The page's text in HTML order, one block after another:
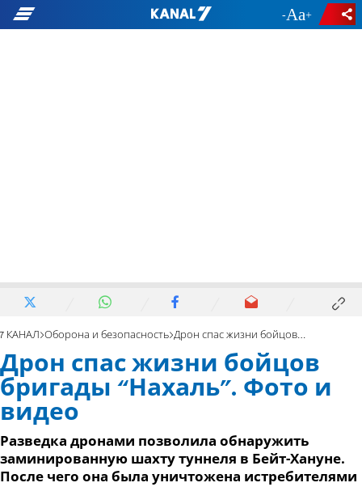
- +
7 КАНАЛ Оборона и безопасность Дрон спас жизни бойцов бригады “Нахаль”. Фото и видео
Дрон спас жизни бойцов
бригады “Нахаль”. Фото и
видео
Разведка дронами позволила обнаружить
заминированную шахту туннеля в Бейт-Хануне.
После чего она была уничтожена истребителями